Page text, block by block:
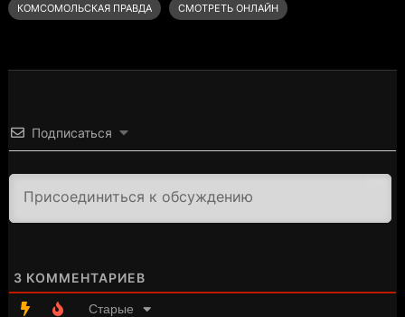
КОМСОМОЛЬСКАЯ ПРАВДА СМОТРЕТЬ ОНЛАЙН
Подписаться
3 КОММЕНТАРИЕВ
Старые